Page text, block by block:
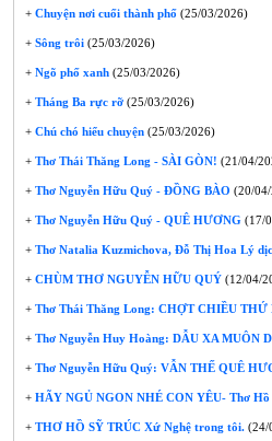
+ Chuyện nơi cuối thành phố (25/03/2026)
+ Sông trôi (25/03/2026)
+ Ngõ phố xanh (25/03/2026)
+ Tháng Ba rực rỡ (25/03/2026)
+ Chú chó hiểu chuyện (25/03/2026)
+ Thơ Thái Thăng Long - SÀI GÒN! (21/04/
+ Thơ Nguyễn Hữu Quý - ĐỒNG BÀO (20/
+ Thơ Nguyễn Hữu Quý - QUÊ HƯƠNG (17/
+ Thơ Natalia Kuzmichova, Đỗ Thị Hoa Lý
+ CHÙM THƠ NGUYỄN HỮU QUÝ (12/04/
+ Thơ Thái Thăng Long: CHỢT CHIỀU THỨ
+ Thơ Nguyễn Huy Hoàng: DẪU XA MUÔN
+ Thơ Nguyễn Hữu Quý: VẪN THẾ QUÊ
+ HÃY NGỦ NGON NHÉ CON YÊU- Thơ Hồ
+ THƠ HỒ SỸ TRÚC Xứ Nghệ trong tôi. (24/